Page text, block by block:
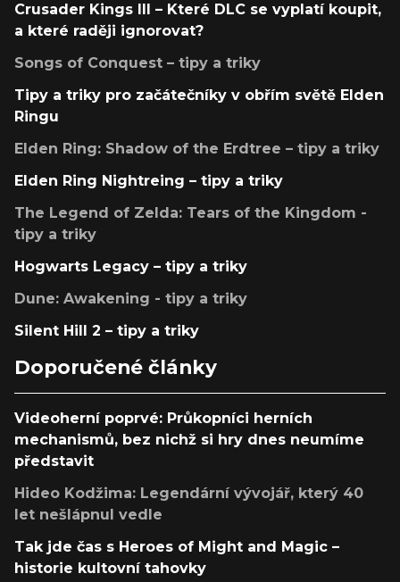
Crusader Kings III – Které DLC se vyplatí koupit,
a které raději ignorovat?
Songs of Conquest – tipy a triky
Tipy a triky pro začátečníky v obřím světě Elden
Ringu
Elden Ring: Shadow of the Erdtree – tipy a triky
Elden Ring Nightreing – tipy a triky
The Legend of Zelda: Tears of the Kingdom -
tipy a triky
Hogwarts Legacy – tipy a triky
Dune: Awakening - tipy a triky
Silent Hill 2 – tipy a triky
Doporučené články
Videoherní poprvé: Průkopníci herních
mechanismů, bez nichž si hry dnes neumíme
představit
Hideo Kodžima: Legendární vývojář, který 40
let nešlápnul vedle
Tak jde čas s Heroes of Might and Magic –
historie kultovní tahovky